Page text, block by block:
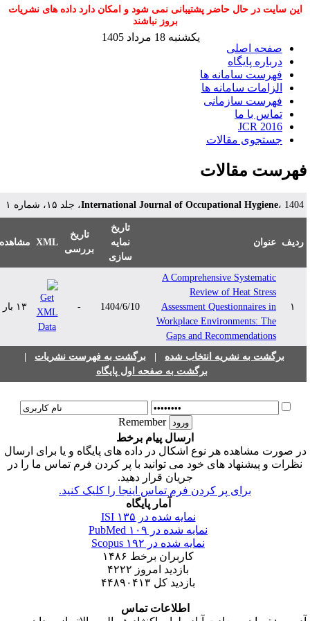
این سایت در حال حاضر پشتیبانی نمی شود و امکان دارد داده های نشریات
بروز نباشند
صفحه اصلی
درباره پایگاه
فهرست سامانه ها
الزامات سامانه ها
فهرست سازمانی
تماس با ما
JCR 2016
جستجوی مقالات
یکشنبه 18 مرداد 1405
مقالات
International Journal of Occupational Hygiene ، 1404، جلد ۱۵، شماره ۱
ردیف عنوان
تاریخ
نمایه
سازی
تاریخ
بررسی
XML مشاهده
A Comprehensive Systematic
Review of Heat Stress
Assessment Questionnaires in
Workplace Environments: The
Gaps and Recommendations
1404/6/10 ۱۳ بار
برگشت به نشریه انتخاب شده| برگشت به فهرست نشریات|
برگشت به صفحه اول پایگاه
Remember
ارسال پیام برخط
صورت مشاهده هر نوع اشکال در داده های پایگاه و یا برای ارسال
نظرات و پیشنهاد های خود می توانید با پر کردن فرم تماس ما را در
جریان قرار دهید.
برای پر کردن فرم تماس اینجا را کلیک کنید.
آمار پایگاه
نمایه شده در ISI۱۳۵
نمایه شده در PubMed۱۰۹
نمایه شده در Scopus۱۹۲
کاربران برخط۱۴۸۶
بازدید امروز۴۲۲۲
بازدید کل ۴۴۸۹۰۴۱۳
اطلاعات تماس